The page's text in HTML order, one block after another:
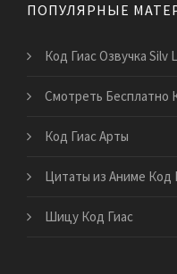
ПОПУЛЯРНЫЕ
Код Гиас Озвучка Silv
Смотреть Бесплатно
Код Гиас Арты
Цитаты из Аниме Код
Шицу Код Гиас